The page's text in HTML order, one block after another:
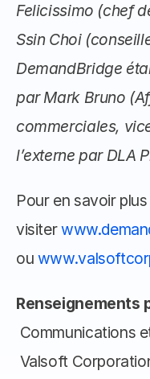
Felicissimo (chef
Ssin Choi
DemandBridge
par Mark Bruno
commerciales,
l’externe par DLA
Pour en savoir
visiter
ou
Renseignements
Communications
Valsoft